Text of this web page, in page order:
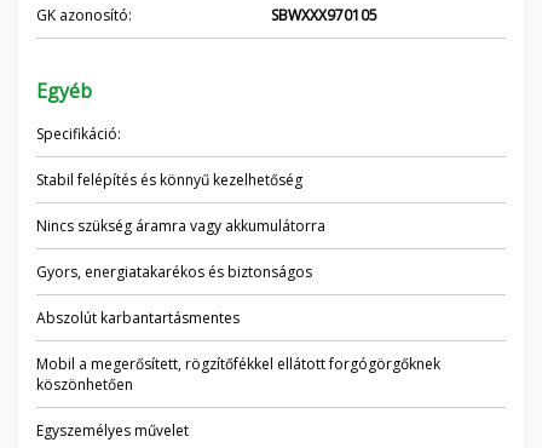
GK azonosító: SBWXXX970105
Egyéb
Specifikáció:
Stabil felépítés és könnyű kezelhetőség
Nincs szükség áramra vagy akkumulátorra
Gyors, energiatakarékos és biztonságos
Abszolút karbantartásmentes
Mobil a megerősített, rögzítőfékkel ellátott forgógörgőknek
köszönhetően
Egyszemélyes művelet